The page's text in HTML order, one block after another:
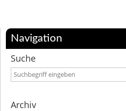
Navigation
Suche
Archiv